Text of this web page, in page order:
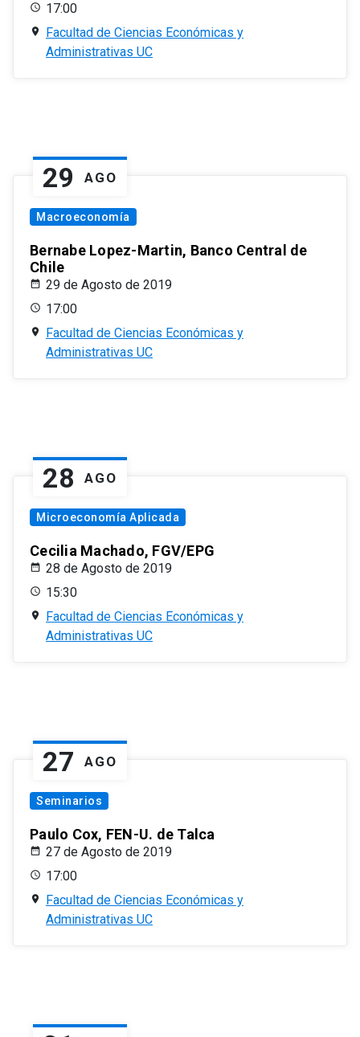
17:00
Facultad de Ciencias Económicas y
Administrativas UC
29 AGO
Macroeconomía
Bernabe Lopez-Martin, Banco Central de
Chile
29 de Agosto de 2019
17:00
Facultad de Ciencias Económicas y
Administrativas UC
28 AGO
Microeconomía Aplicada
Cecilia Machado, FGV/EPG
28 de Agosto de 2019
15:30
Facultad de Ciencias Económicas y
Administrativas UC
27 AGO
Seminarios
Paulo Cox, FEN-U. de Talca
27 de Agosto de 2019
17:00
Facultad de Ciencias Económicas y
Administrativas UC